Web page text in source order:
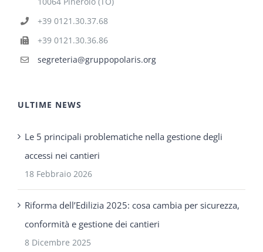
+39 0121.30.37.68
+39 0121.30.36.86
segreteria@gruppopolaris.org
ULTIME NEWS
Le 5 principali problematiche nella gestione degli
accessi nei cantieri
18 Febbraio 2026
Riforma dell’Edilizia 2025: cosa cambia per sicurezza,
conformità e gestione dei cantieri
8 Dicembre 2025